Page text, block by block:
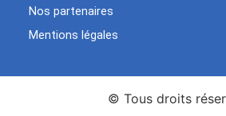
Nos partenaires
Mentions légales
© Tous droits